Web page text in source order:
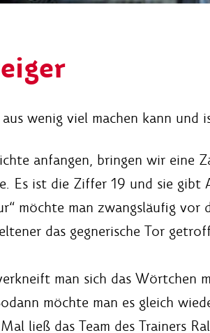
wenig viel machen kann und
anfangen, bringen wir eine
Es ist die Ziffer 19 und sie gibt
möchte man zwangsläufig
das gegnerische Tor
man sich das Wörtchen
möchte man es gleich
ließ das Team des Trainers